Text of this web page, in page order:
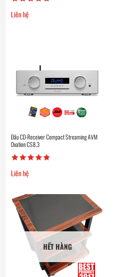
Liên hệ
Đầu CD-Receiver Compact Streaming AVM
Ovation CS8.3
Liên hệ
HẾT HÀNG